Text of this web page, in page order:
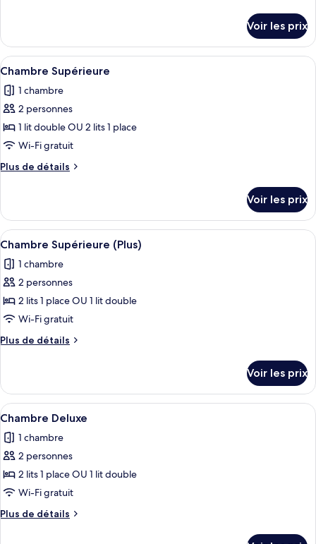
chambre :
Superior
Double
or
Twin
Room
le
type
de
Superior
Double
Twin
Room
Voir les prix
Afficher
toutes
les
photos
pour
ce
type
de
Chambre
Supérieure
Une chambre d’hôtel comprenant
7
Chambre Supérieure
1 chambre
2 personnes
1 lit double OU 2 lits 1 place
Wi-Fi gratuit
Plus de détails
Plus
le
type
de
Chambre
Supérieure
Voir les prix
Afficher
toutes
les
photos
pour
ce
type
de
Chambre
Supérieure
(Plus)
Chambre Supérieure (Plus) | Literie
4
Chambre Supérieure (Plus)
1 chambre
2 personnes
2 lits 1 place OU 1 lit double
Wi-Fi gratuit
Plus de détails
Plus
le
type
de
Chambre
Supérieure
Voir les prix
Afficher
toutes
les
photos
pour
ce
type
de
Une chambre d’hôtel avec un lit, un
10
Chambre Deluxe
1 chambre
2 personnes
2 lits 1 place OU 1 lit double
Wi-Fi gratuit
Plus de détails
Plus